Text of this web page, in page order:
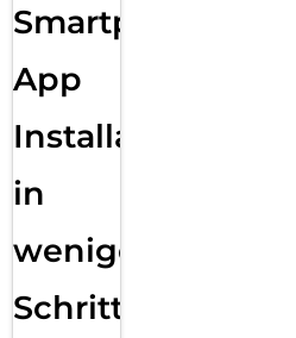
Smartphone
App
Installation
in
wenigen
Schritten